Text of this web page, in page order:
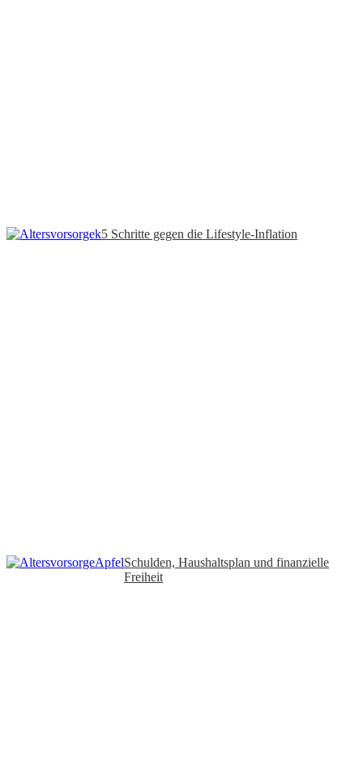
5 Schritte gegen die Lifestyle-Inflation
Schulden, Haushaltsplan und finanzielle
Freiheit